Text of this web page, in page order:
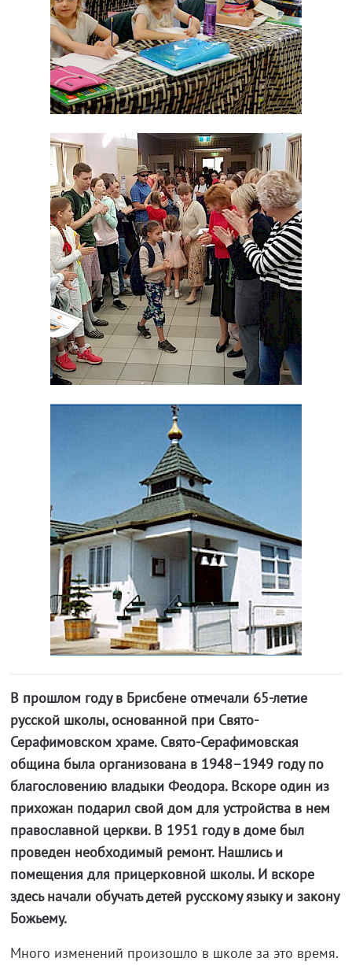
В прошлом году в Брисбене отмечали 65-летие
русской школы, основанной при Свято-
Серафимовском храме. Свято-Серафимовская
община была организована в 1948–1949 году по
благословению владыки Феодора. Вскоре один из
прихожан подарил свой дом для устройства в нем
православной церкви. В 1951 году в доме был
проведен необходимый ремонт. Нашлись и
помещения для прицерковной школы. И вскоре
здесь начали обучать детей русскому языку и закону
Божьему.
Много изменений произошло в школе за это время.